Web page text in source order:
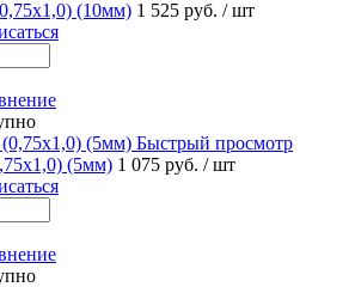
(10мм) 1 525 руб. / шт
Быстрый просмотр
(5мм) 1 075 руб. / шт